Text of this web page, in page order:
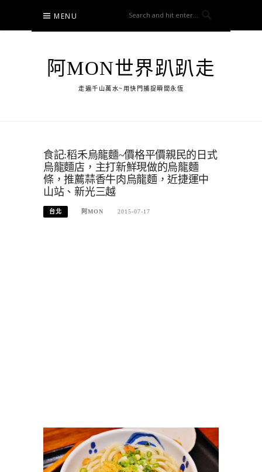
content
MENU
阿MON世界趴趴走
走遍千山萬水~用快門捕捉瞬間永恆
食記:稻禾烏龍麵~價格平價親民的日式
烏龍麵店，主打新鮮現做的烏龍麵
條，推薦蒜香牛肉烏龍麵，近捷運中
山站、新光三越
台北 阿MON 2015-07-17